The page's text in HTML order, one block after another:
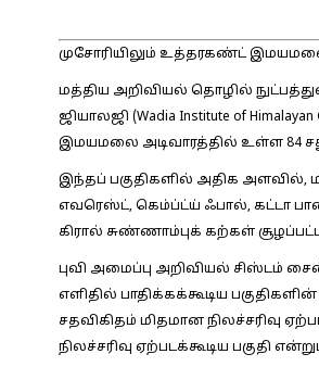
முசோரியிலும் உத்தரகண்ட்
மத்திய அறிவியல் தொழில்
ஜியாலஜி (Wadia Institute of
இமயமலை அடிவாரத்தில் உள்ள 84
இந்தப் பகுதிகளில் அதிக அளவில்,
எவரெஸ்ட், கெம்ப்ட்ய் ஃபால், கட்டா
கிரால் சுண்ணாம்புக் கற்கள் சூழப்பட்ட
புவி அமைப்பு அறிவியல் சிஸ்டம்
எளிதில் பாதிக்கக்கூடிய பகுதிகளின்
சதவிகிதம் மிதமான நிலச்சரிவு
நிலச்சரிவு ஏற்படக்கூடிய பகுதி